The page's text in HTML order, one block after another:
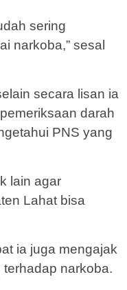
sering
narkoba,” sesal
secara lisan ia
darah
PNS yang
lain agar
Lahat bisa
ia juga mengajak
narkoba.